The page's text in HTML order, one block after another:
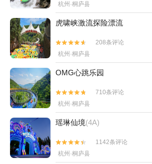
杭州·桐庐县
虎啸峡激流探险漂流


208条评论
杭州·桐庐县
OMG心跳乐园


710条评论
杭州·桐庐县
瑶琳仙境(4A)


1142条评论
杭州·桐庐县